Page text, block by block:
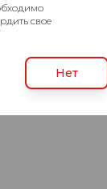
свое
Нет